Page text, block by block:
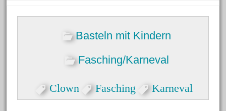
Basteln mit Kindern
Fasching/Karneval
Clown Fasching Karneval